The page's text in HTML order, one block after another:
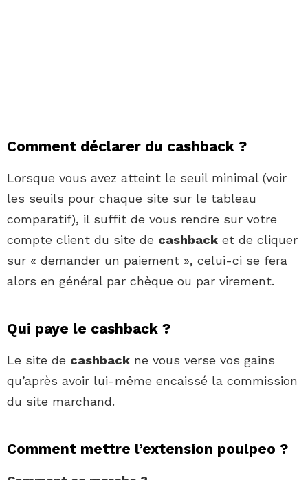
Comment déclarer du cashback ?
Lorsque vous avez atteint le seuil minimal (voir
les seuils pour chaque site sur le tableau
comparatif), il suffit de vous rendre sur votre
compte client du site de cashback et de cliquer
sur « demander un paiement », celui-ci se fera
alors en général par chèque ou par virement.
Qui paye le cashback ?
Le site de cashback ne vous verse vos gains
qu’après avoir lui-même encaissé la commission
du site marchand.
Comment mettre l’extension poulpeo ?